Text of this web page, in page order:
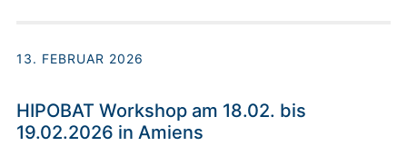
13. FEBRUAR 2026
HIPOBAT Workshop am 18.02. bis
19.02.2026 in Amiens